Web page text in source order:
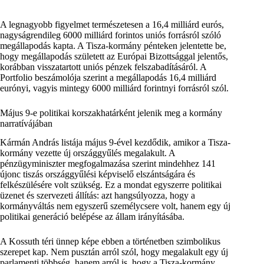
A legnagyobb figyelmet természetesen a 16,4 milliárd eurós,
nagyságrendileg 6000 milliárd forintos uniós forrásról szóló
megállapodás kapta. A Tisza-kormány pénteken jelentette be,
hogy megállapodás született az Európai Bizottsággal jelentős,
korábban visszatartott uniós pénzek felszabadításáról. A
Portfolio beszámolója szerint a megállapodás 16,4 milliárd
eurónyi, vagyis mintegy 6000 milliárd forintnyi forrásról szól.
Május 9-e politikai korszakhatárként jelenik meg a kormány
narratívájában
Kármán András listája május 9-ével kezdődik, amikor a Tisza-
kormány vezette új országgyűlés megalakult. A
pénzügyminiszter megfogalmazása szerint mindehhez 141
újonc tiszás országgyűlési képviselő elszántságára és
felkészülésére volt szükség. Ez a mondat egyszerre politikai
üzenet és szervezeti állítás: azt hangsúlyozza, hogy a
kormányváltás nem egyszerű személycsere volt, hanem egy új
politikai generáció belépése az állam irányításába.
A Kossuth téri ünnep képe ebben a történetben szimbolikus
szerepet kap. Nem pusztán arról szól, hogy megalakult egy új